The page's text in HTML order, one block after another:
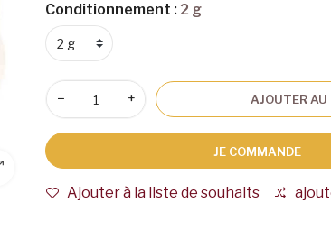
Conditionnement : 2 g
− + AJOUTER AU
JE COMMANDE
Ajouter à la liste de souhaits